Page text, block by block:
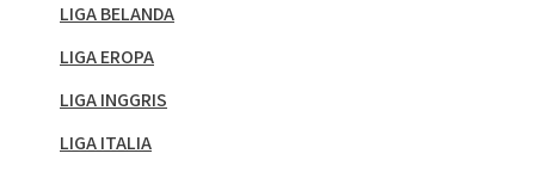
LIGA BELANDA
LIGA EROPA
LIGA INGGRIS
LIGA ITALIA